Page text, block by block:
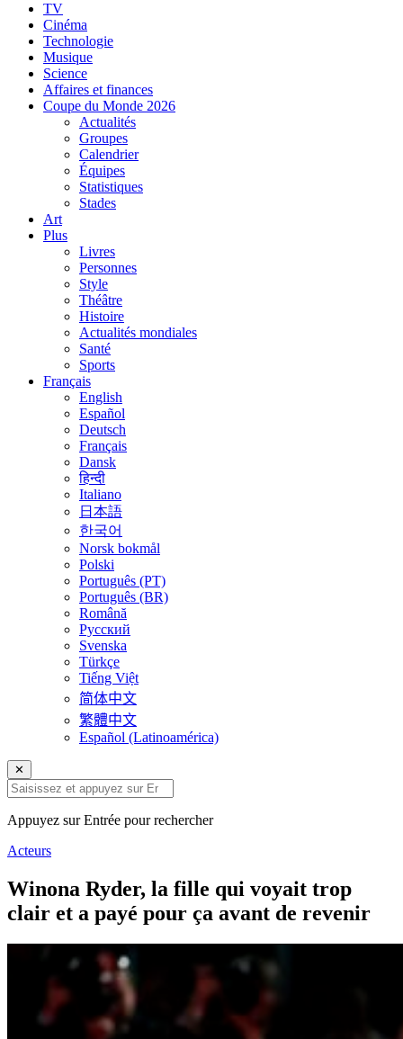
TV
Cinéma
Technologie
Musique
Science
Affaires et finances
Coupe du Monde 2026
Actualités
Groupes
Calendrier
Équipes
Statistiques
Stades
Art
Plus
Livres
Personnes
Style
Théâtre
Histoire
Actualités mondiales
Santé
Sports
Français
English
Español
Deutsch
Français
Dansk
हिन्दी
Italiano
日本語
한국어
Norsk bokmål
Polski
Português (PT)
Português (BR)
Română
Русский
Svenska
Türkçe
Tiếng Việt
简体中文
繁體中文
Español (Latinoamérica)
✕
Appuyez sur Entrée pour rechercher
Acteurs
Winona Ryder, la fille qui voyait trop
clair et a payé pour ça avant de revenir